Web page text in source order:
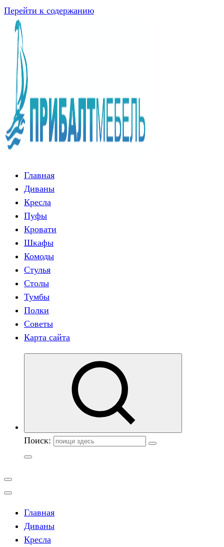
Перейти к содержанию
Главная
Диваны
Кресла
Пуфы
Кровати
Шкафы
Комоды
Стулья
Столы
Тумбы
Полки
Советы
Карта сайта
Поиск:
Главная
Диваны
Кресла